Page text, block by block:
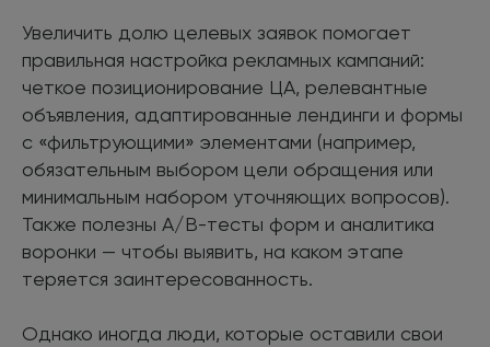
Увеличить долю целевых заявок помогает
правильная настройка рекламных кампаний:
четкое позиционирование ЦА, релевантные
объявления, адаптированные лендинги и формы
с «фильтрующими» элементами (например,
обязательным выбором цели обращения или
минимальным набором уточняющих вопросов).
Также полезны A/B-тесты форм и аналитика
воронки — чтобы выявить, на каком этапе
теряется заинтересованность.
Однако иногда люди, которые оставили свои